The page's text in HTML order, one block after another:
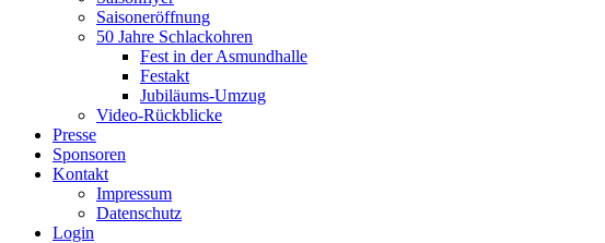
Saisoneröffnung
50 Jahre Schlackohren
Fest in der Asmundhalle
Festakt
Jubiläums-Umzug
Video-Rückblicke
Presse
Sponsoren
Kontakt
Impressum
Datenschutz
Login